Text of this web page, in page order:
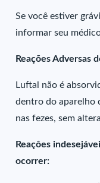
Se você estiver
informar seu
Reações Adversas
Luftal não é
dentro do aparelho
nas fezes, sem
Reações
ocorrer: